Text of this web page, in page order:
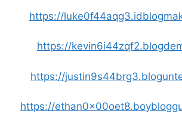
https://
https://
https://
https://